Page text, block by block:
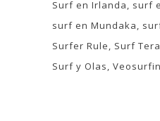
Surf en Irlanda
surf
surf en Mundaka
Surfer Rule
Surf
Surf y Olas